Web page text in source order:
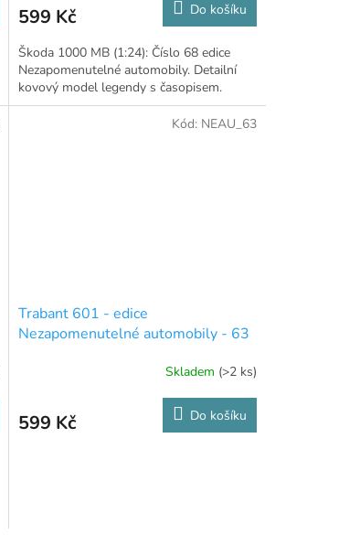
599 Kč Do košíku
Škoda 1000 MB (1:24): Číslo 68 edice
Nezapomenutelné automobily. Detailní
kovový model legendy s časopisem.
Trabant 601 - edice
Nezapomenutelné automobily - 63
Skladem (>2 ks)
599 Kč Do košíku
Kód: NEAU_63